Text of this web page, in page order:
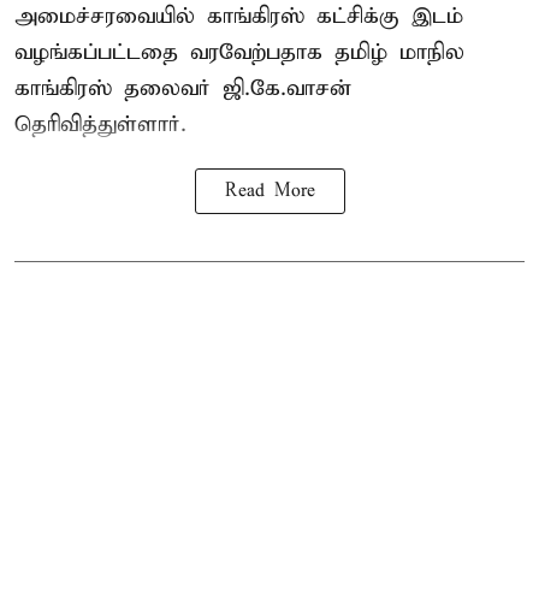
அமைச்சரவையில் காங்கிரஸ் கட்சிக்கு இடம்
வழங்கப்பட்டதை வரவேற்பதாக தமிழ் மாநில
காங்கிரஸ் தலைவர் ஜி.கே.வாசன்
தெரிவித்துள்ளார்.
Read More